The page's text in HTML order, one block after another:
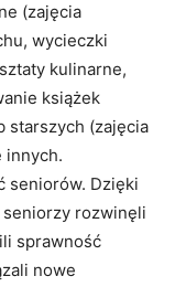
(zajęcia
wycieczki
kulinarne,
książek
starszych (zajęcia
innych.
seniorów. Dzięki
rozwinęli
sprawność
nowe